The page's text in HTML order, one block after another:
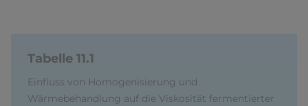
Tabelle 11.1
Einfluss von Homogenisierung und
Wärmebehandlung auf die Viskosität fermentierter